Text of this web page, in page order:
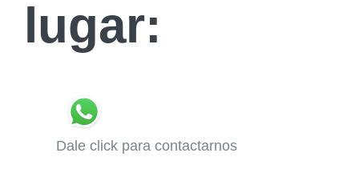
lugar:
Dale click para contactarnos